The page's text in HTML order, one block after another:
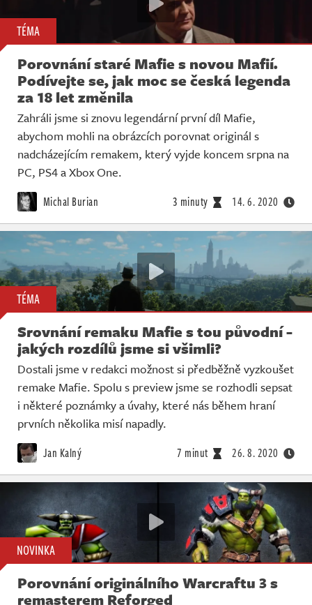
TÉMA
Porovnání staré Mafie s novou Mafií.
Podívejte se, jak moc se česká legenda
za 18 let změnila
Zahráli jsme si znovu legendární první díl Mafie,
abychom mohli na obrázcích porovnat originál s
nadcházejícím remakem, který vyjde koncem srpna na
PC, PS4 a Xbox One.
Michal Burian 3 minuty 14. 6. 2020
TÉMA
Srovnání remaku Mafie s tou původní -
jakých rozdílů jsme si všimli?
Dostali jsme v redakci možnost si předběžně vyzkoušet
remake Mafie. Spolu s preview jsme se rozhodli sepsat
i některé poznámky a úvahy, které nás během hraní
prvních několika misí napadly.
Jan Kalný 7 minut 26. 8. 2020
NOVINKA
Porovnání originálního Warcraftu 3 s
remasterem Reforged